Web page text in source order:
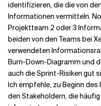
identifizieren, die die von
Informationen vermitteln.
Projektteam 2 oder 3
beiden von den Teams bei
verwendeten
Burn-Down-Diagramm und
auch die Sprint-Risiken gut
Ich empfehle, zu Beginn
den Stakeholdern, die